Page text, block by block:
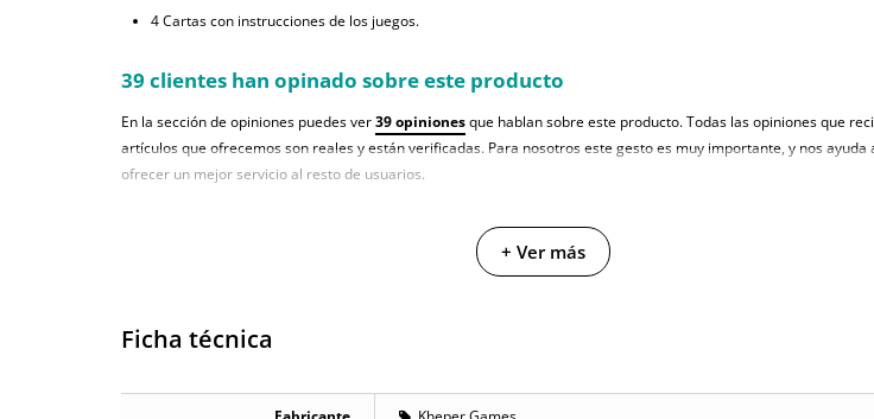
4 Cartas con instrucciones de los juegos.
39 clientes han opinado sobre este producto
En la sección de opiniones puedes ver39 opinionesque hablan sobre este producto. Todas las opiniones que
artículos que ofrecemos son reales y están verificadas. Para nosotros este gesto es muy importante, y nos ayuda
ofrecer un mejor servicio al resto de usuarios.
+ Ver más
Ficha técnica